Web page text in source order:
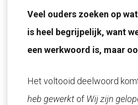
Veel ouders zoeken op
is heel begrijpelijk, want
een werkwoord is, maar
Het voltooid deelwoord
heb gewerktof Wij zijn